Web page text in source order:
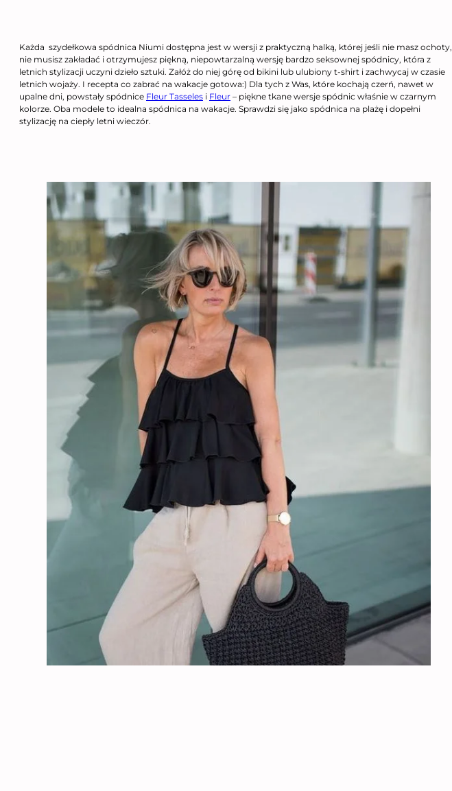
Każda szydełkowa spódnica Niumi dostępna jest w wersji z praktyczną halką, której jeśli nie masz ochoty,
nie musisz zakładać i otrzymujesz piękną, niepowtarzalną wersję bardzo seksownej spódnicy, która z
letnich stylizacji uczyni dzieło sztuki. Załóż do niej górę od bikini lub ulubiony t-shirt i zachwycaj w czasie
letnich wojaży. I recepta co zabrać na wakacje gotowa:) Dla tych z Was, które kochają czerń, nawet w
upalne dni, powstały spódnice Fleur Tasseles i Fleur – piękne tkane wersje spódnic właśnie w czarnym
kolorze. Oba modele to idealna spódnica na wakacje. Sprawdzi się jako spódnica na plażę i dopełni
stylizację na ciepły letni wieczór.
SPODNIE HILLARY
398,00
SPODNIE JANE
398,00